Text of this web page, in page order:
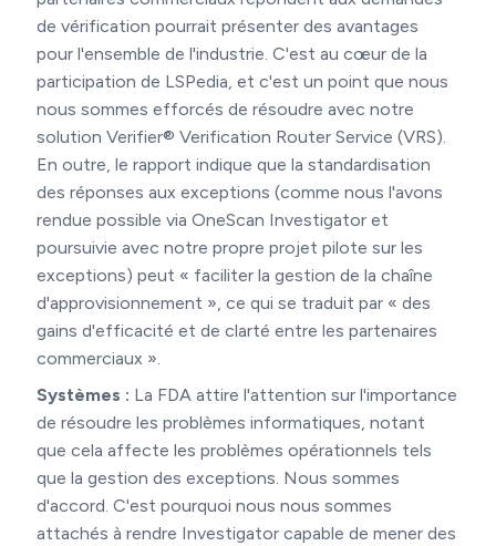
de vérification pourrait présenter des avantages
pour l'ensemble de l'industrie. C'est au cœur de la
participation de LSPedia, et c'est un point que nous
nous sommes efforcés de résoudre avec notre
solution Verifier® Verification Router Service (VRS).
En outre, le rapport indique que la standardisation
des réponses aux exceptions (comme nous l'avons
rendue possible via OneScan Investigator et
poursuivie avec notre propre projet pilote sur les
exceptions) peut « faciliter la gestion de la chaîne
d'approvisionnement », ce qui se traduit par « des
gains d'efficacité et de clarté entre les partenaires
commerciaux ».
Systèmes : La FDA attire l'attention sur l'importance
de résoudre les problèmes informatiques, notant
que cela affecte les problèmes opérationnels tels
que la gestion des exceptions. Nous sommes
d'accord. C'est pourquoi nous nous sommes
attachés à rendre Investigator capable de mener des